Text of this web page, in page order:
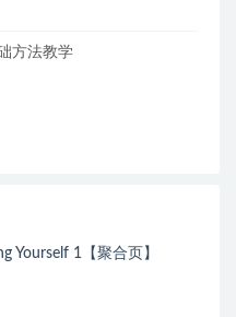
方法教学
Yourself 1【聚合页】